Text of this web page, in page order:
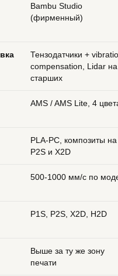
Bambu Studio
(фирменный)
Тензодатчики +
compensation, Lidar на
старших
AMS / AMS Lite, 4
PLA-PC, композиты на
P2S и X2D
500-1000 мм/с по
P1S, P2S, X2D, H2D
Выше за ту же зону
печати